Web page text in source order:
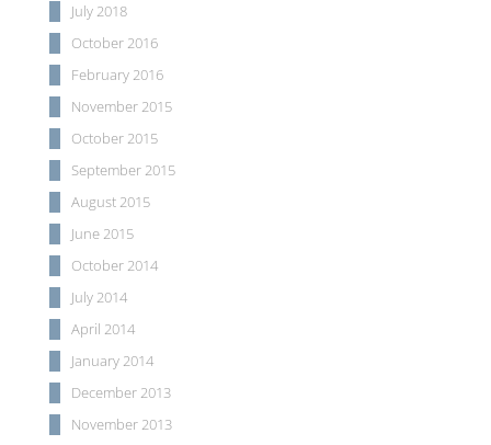
July 2018
October 2016
February 2016
November 2015
October 2015
September 2015
August 2015
June 2015
October 2014
July 2014
April 2014
January 2014
December 2013
November 2013